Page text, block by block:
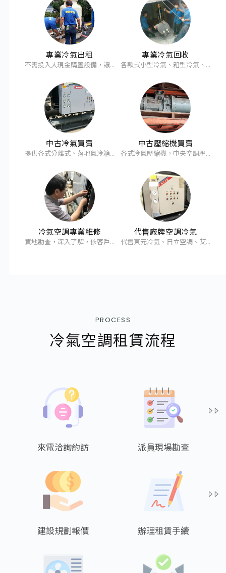
專業冷氣出租
不需投入大現金購置設備，讓...
專業冷氣回收
各款式小型冷氣、箱型冷氣、...
中古冷氣買賣
提供各式分離式、落地氣冷箱...
中古壓縮機買賣
各式冷氣壓縮機，中央空調壓...
冷氣空調專業維修
實地勘查，深入了解，依客戶...
代售廠牌空調冷氣
代售東元冷氣、日立空調、艾...
PROCESS
冷氣空調租賃流程
來電洽詢約訪 派員現場勘查
建設規劃報價 辦理租賃手續